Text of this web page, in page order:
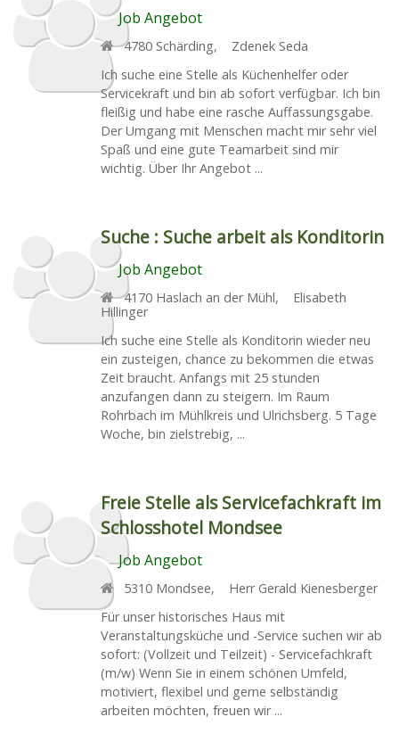
Job Angebot
4780 Schärding,
Zdenek Seda
Ich suche eine Stelle als Küchenhelfer oder
Servicekraft und bin ab sofort verfügbar. Ich bin
fleißig und habe eine rasche Auffassungsgabe.
Der Umgang mit Menschen macht mir sehr viel
Spaß und eine gute Teamarbeit sind mir
wichtig. Über Ihr Angebot ...
Suche : Suche arbeit als Konditorin
Job Angebot
4170 Haslach an der Mühl,
Elisabeth
Hillinger
Ich suche eine Stelle als Konditorin wieder neu
ein zusteigen, chance zu bekommen die etwas
Zeit braucht. Anfangs mit 25 stunden
anzufangen dann zu steigern. Im Raum
Rohrbach im Mühlkreis und Ulrichsberg. 5 Tage
Woche, bin zielstrebig, ...
Freie Stelle als Servicefachkraft im
Schlosshotel Mondsee
Job Angebot
5310 Mondsee,
Herr Gerald Kienesberger
Für unser historisches Haus mit
Veranstaltungsküche und -Service suchen wir ab
sofort: (Vollzeit und Teilzeit) - Servicefachkraft
(m/w) Wenn Sie in einem schönen Umfeld,
motiviert, flexibel und gerne selbständig
arbeiten möchten, freuen wir ...